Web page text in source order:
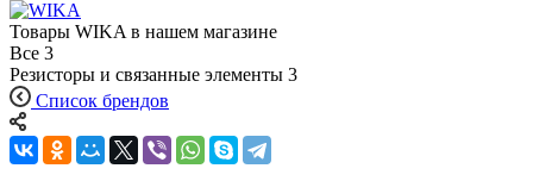
Товары WIKA в нашем магазине
Все 3
Резисторы и связанные элементы 3
Список брендов